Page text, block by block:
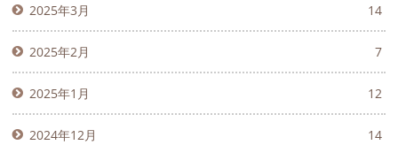
2025年3月 14
2025年2月 7
2025年1月 12
2024年12月 14